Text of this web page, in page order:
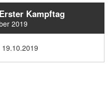
Kampftag
2019